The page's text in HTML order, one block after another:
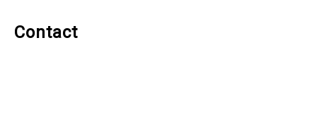
Contact